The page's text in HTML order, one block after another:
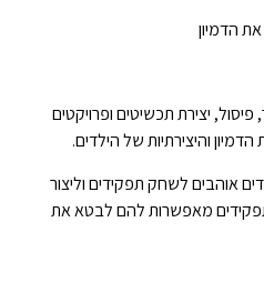
הדמיון
יצירת תכשיטים ופרויקטים
והיצירתיות של הילדים.
אוהבים לשחק תפקידים וליצור
תפקידים מאפשרות להם לבטא את